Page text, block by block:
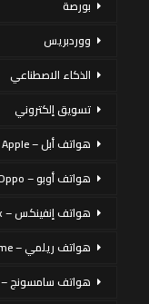
بورصة
ووردبريس
الذكاء الاصطناعي
تسويق إلكتروني
هواتف أبل – Apple
هواتف أوبو – Oppo
هواتف إنفينكس – Infinix
هواتف ريلمي – Realme
هواتف سامسونج – Samsung